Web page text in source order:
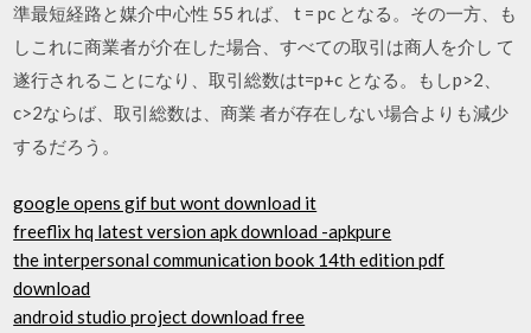
準最短経路と媒介中心性 55 れば、 t = pc となる。その一方、も
しこれに商業者が介在した場合、すべての取引は商人を介し て
遂行されることになり、取引総数はt=p+c となる。もしp>2、
c>2ならば、取引総数は、商業 者が存在しない場合よりも減少
するだろう。
google opens gif but wont download it
freeflix hq latest version apk download -apkpure
the interpersonal communication book 14th edition pdf
download
android studio project download free